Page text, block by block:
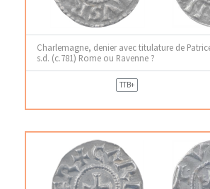
Charlemagne, denier avec titulature de
s.d. (c.781) Rome ou Ravenne ?
TTB+